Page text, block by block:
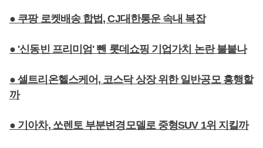
● 쿠팡 로켓배송 합법, CJ대한통운 속내 복잡
● '신동빈 프리미엄' 뺀 롯데쇼핑 기업가치 논란 불붙나
● 셀트리온헬스케어, 코스닥 상장 위한 일반공모 흥행할
까
● 기아차, 쏘렌토 부분변경모델로 중형SUV 1위 지킬까